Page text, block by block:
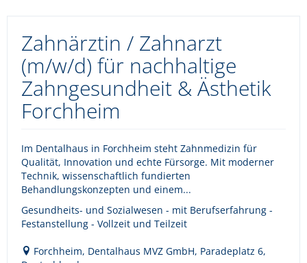
Zahnärztin / Zahnarzt
(m/w/d) für nachhaltige
Zahngesundheit & Ästhetik
Forchheim
Im Dentalhaus in Forchheim steht Zahnmedizin für
Qualität, Innovation und echte Fürsorge. Mit moderner
Technik, wissenschaftlich fundierten
Behandlungskonzepten und einem...
Gesundheits- und Sozialwesen - mit Berufserfahrung -
Festanstellung - Vollzeit und Teilzeit
Forchheim, Dentalhaus MVZ GmbH, Paradeplatz 6,